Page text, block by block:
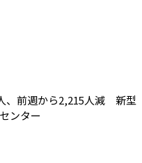
、前週から2,215人減 新型
ンター